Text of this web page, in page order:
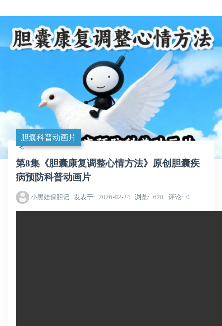
胆囊科普动画片
第8集《胆囊康复调整心情方法》原创胆囊疾
病预防科普动画片
小黑娃保胆记 发表于 2026-02-24 浏览 628 评论 0